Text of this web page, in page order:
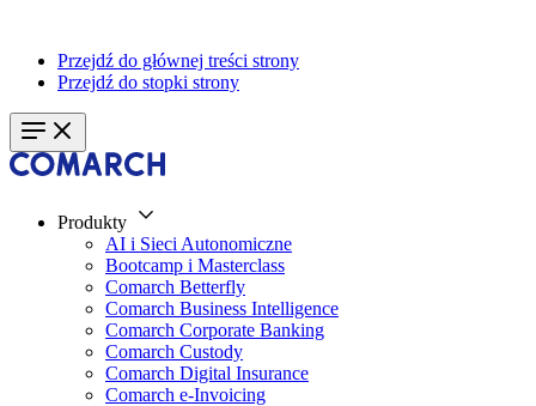
Przejdź do głównej treści strony
Przejdź do stopki strony
Produkty
AI i Sieci Autonomiczne
Bootcamp i Masterclass
Comarch Betterfly
Comarch Business Intelligence
Comarch Corporate Banking
Comarch Custody
Comarch Digital Insurance
Comarch e-Invoicing